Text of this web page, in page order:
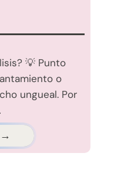
💡 Punto
o
ungueal. Por
→